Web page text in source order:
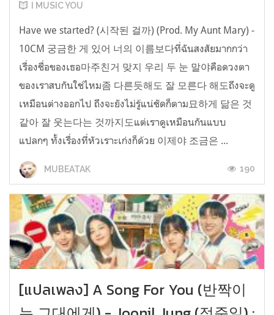
I MUSIC YOU
Have we started? (시작된 걸까) (Prod. My Aunt Mary) -
10CM 궁금한 게 있어 너의 이름보다ที่ฉันสงสัยมากกว่า
เรื่องชื่อของเธอ마주친거 맞지 우리 두 눈 말야คือดวงตา
ของเราสบกันใช่ไหม좀 다른듯해도 잘 모른다 해도ถึงจะดู
เหมือนต่างออกไป ถึงจะยังไม่รู้แน่ชัดก็ตาม묘하게 닮은 것
같아 잘 웃는다는 것까지도แต่เราดูเหมือนกันแบบ
แปลกๆ ทั้งเรื่องที่หัวเราะเก่งก็ด้วย 이제야 조금은 ...
MUBEATAK 190
[แปลเพลง] A Song For You (반짝이